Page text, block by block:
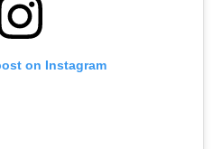
on Instagram